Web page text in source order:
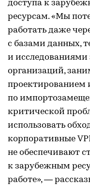
доступа к
ресурсам. «Мы
работать даже
с базами данных,
и
организаций,
проектированием
по
критической
использовать
корпоративные
не обеспечивают
к зарубежным
работе», —